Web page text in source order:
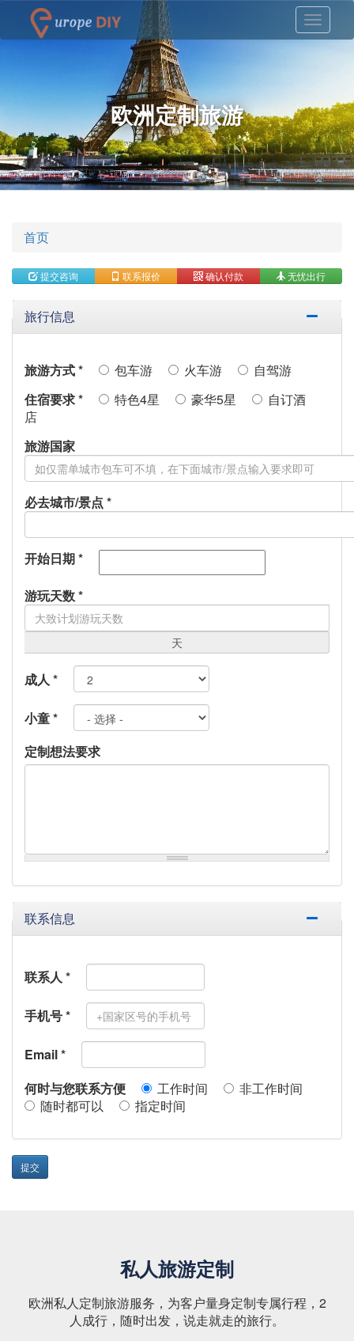
欧洲定制旅游
首页
提交咨询 联系报价 确认付款 无忧出行
旅行信息
旅游方式* 包车游 火车游
自驾游
住宿要求* 特色4星 豪华5星
自订酒
店
旅游国家
必去城市/景点 *
开始日期*
游玩天数*
天
成人 *
小童*
定制想法要求
联系信息
联系人 *
手机号*
Email*
何时与您联系方便
工作时间
非工作时间
随时都可以
指定时间
提交
私人旅游定制
欧洲私人定制旅游服务，为客户量身定制专属行程，2
人成行，随时出发，说走就走的旅行。